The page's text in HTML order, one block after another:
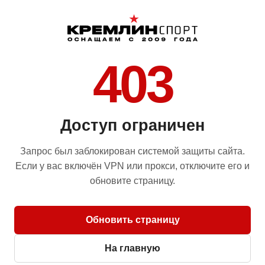
403
Доступ ограничен
Запрос был заблокирован системой защиты сайта.
Если у вас включён VPN или прокси, отключите его и
обновите страницу.
Обновить страницу
На главную